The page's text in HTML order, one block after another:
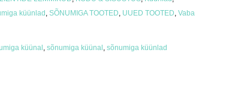
küünlad ,SÕNUMIGA TOOTED UUED TOOTED ,Vaba
küünal ,sõnumiga küünal ,sõnumiga küünlad